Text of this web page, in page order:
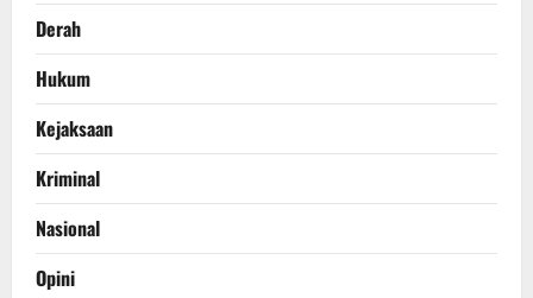
Derah
Hukum
Kejaksaan
Kriminal
Nasional
Opini